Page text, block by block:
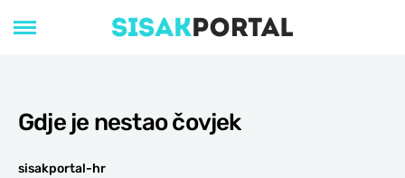
Gdje je nestao čovjek
sisakportal-hr